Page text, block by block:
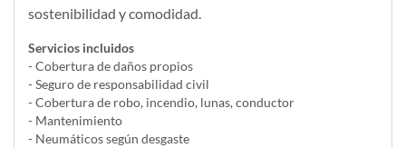
sostenibilidad y comodidad.
Servicios incluidos
- Cobertura de daños propios
- Seguro de responsabilidad civil
- Cobertura de robo, incendio, lunas, conductor
- Mantenimiento
- Neumáticos según desgaste